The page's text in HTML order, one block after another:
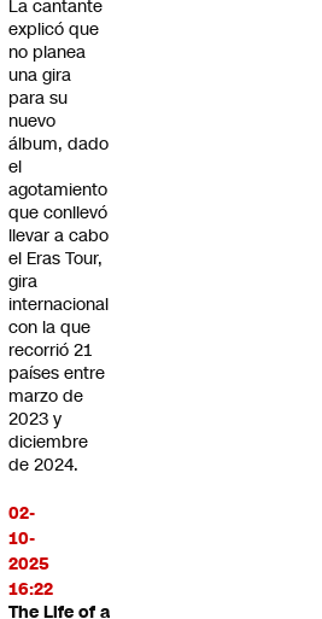
La cantante
explicó que
no planea
una gira
para su
nuevo
álbum, dado
el
agotamiento
que conllevó
llevar a cabo
el Eras Tour,
gira
internacional
con la que
recorrió 21
países entre
marzo de
2023 y
diciembre
de 2024.
02-
10-
2025
16:22
The Life of a